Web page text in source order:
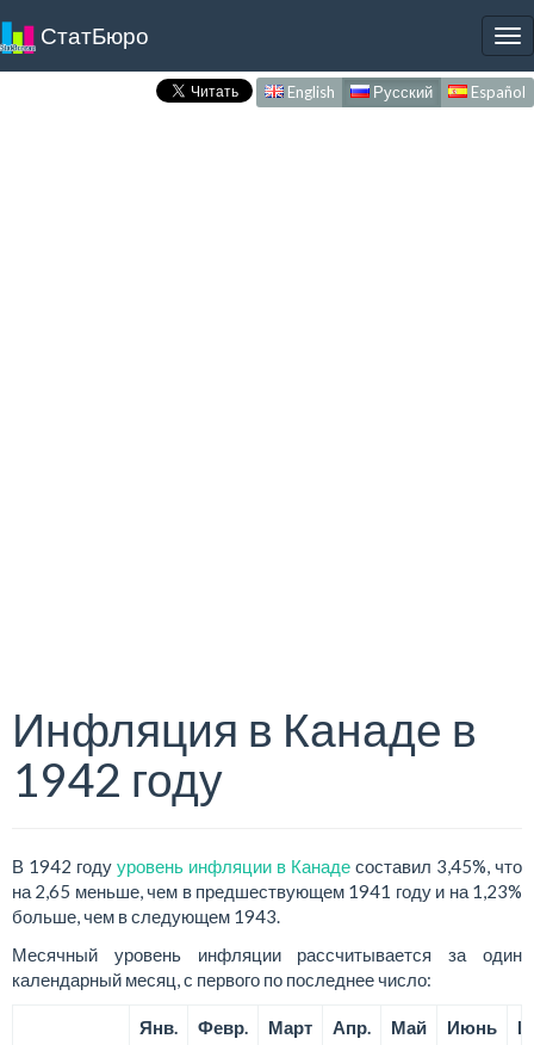
СтатБюро
English Русский Español
Инфляция в Канаде в
1942 году
В 1942 году уровень инфляции в Канаде составил 3,45%, что
на 2,65 меньше, чем в предшествующем 1941 году и на 1,23%
больше, чем в следующем 1943.
Месячный уровень инфляции рассчитывается за один
календарный месяц, с первого по последнее число:
Янв. Февр. Март Апр. Май Июнь